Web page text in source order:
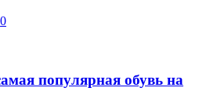
0
популярная обувь на